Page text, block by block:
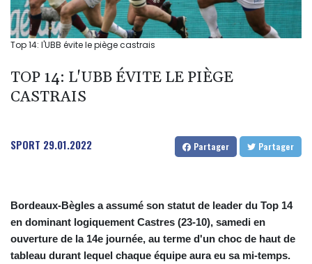
Top 14: l'UBB évite le piège castrais
TOP 14: L'UBB ÉVITE LE PIÈGE
CASTRAIS
SPORT 29.01.2022 Partager Partager
Bordeaux-Bègles a assumé son statut de leader du Top 14
en dominant logiquement Castres (23-10), samedi en
ouverture de la 14e journée, au terme d'un choc de haut de
tableau durant lequel chaque équipe aura eu sa mi-temps.